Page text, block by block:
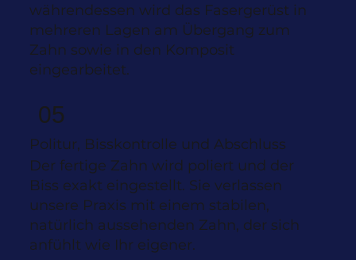
währendessen wird das Fasergerüst in
mehreren Lagen am Übergang zum
Zahn sowie in den Komposit
eingearbeitet.
05
Politur, Bisskontrolle und Abschluss
Der fertige Zahn wird poliert und der
Biss exakt eingestellt. Sie verlassen
unsere Praxis mit einem stabilen,
natürlich aussehenden Zahn, der sich
anfühlt wie Ihr eigener.